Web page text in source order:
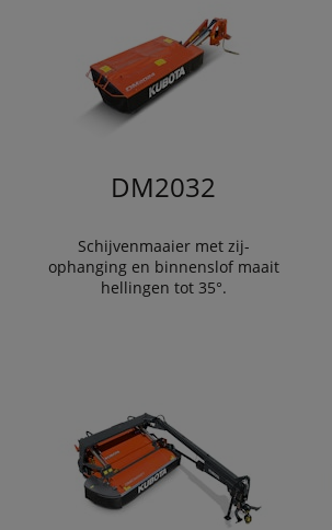
DM2032
Schijvenmaaier met zij-
ophanging en binnenslof maait
hellingen tot 35°.